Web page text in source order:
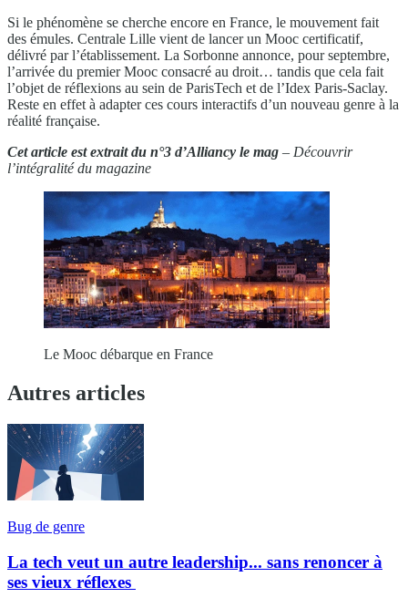
Si le phénomène se cherche encore en France, le mouvement fait
des émules. Centrale Lille vient de lancer un Mooc certificatif,
délivré par l’établissement. La Sorbonne annonce, pour septembre,
l’arrivée du premier Mooc consacré au droit… tandis que cela fait
l’objet de réflexions au sein de ParisTech et de l’Idex Paris-Saclay.
Reste en effet à adapter ces cours interactifs d’un nouveau genre à la
réalité française.
Cet article est extrait du n°3 d’Alliancy le mag – Découvrir
l’intégralité du magazine
Le Mooc débarque en France
Autres articles
Bug de genre
La tech veut un autre leadership... sans renoncer à
ses vieux réflexes